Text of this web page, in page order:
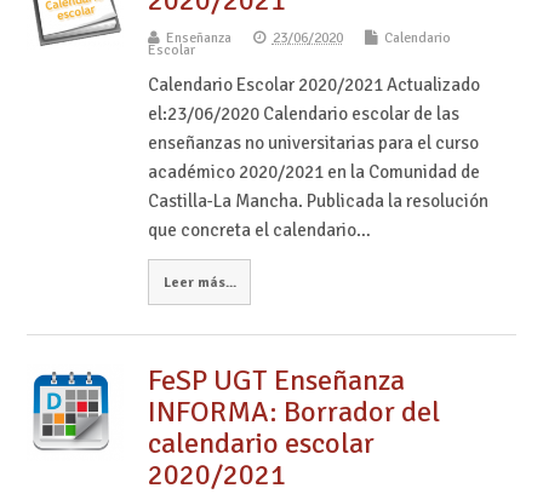
Enseñanza 23/06/2020 Calendario
Escolar
Calendario Escolar 2020/2021 Actualizado
el:23/06/2020 Calendario escolar de las
enseñanzas no universitarias para el curso
académico 2020/2021 en la Comunidad de
Castilla-La Mancha. Publicada la resolución
que concreta el calendario…
Leer más...
FeSP UGT Enseñanza
INFORMA: Borrador del
calendario escolar
2020/2021